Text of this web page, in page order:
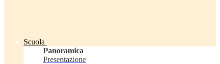
Scuola
Panoramica
Presentazione